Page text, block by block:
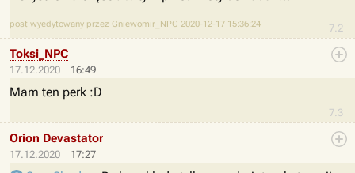
7.2
post wyedytowany przez Gniewomir_NPC 2020-12-17 15:36:24
17.12.2020 16:49
7.3
Toksi_NPC
Mam ten perk :D
17.12.2020 17:27
Orion Devastator